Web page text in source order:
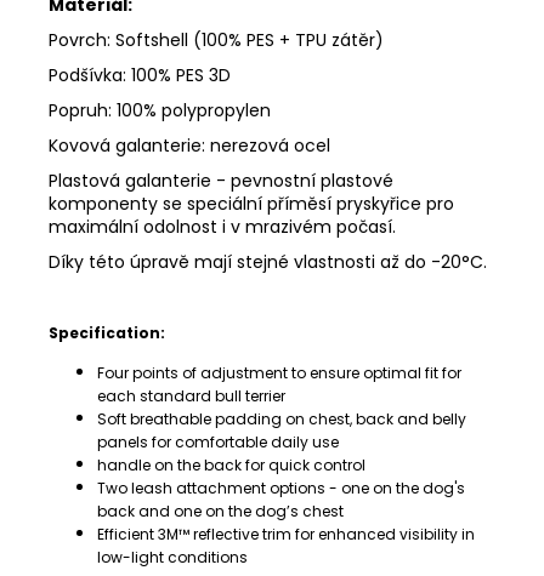
Materiál:
Povrch: Softshell (100% PES + TPU zátěr)
Podšívka: 100% PES 3D
Popruh: 100% polypropylen
Kovová galanterie: nerezová ocel
Plastová galanterie - pevnostní plastové
komponenty se speciální příměsí pryskyřice pro
maximální odolnost i v mrazivém počasí.
Díky této úpravě mají stejné vlastnosti až do -20°C.
Specification:
Four points of adjustment to ensure optimal fit for
each standard bull terrier
Soft breathable padding on chest, back and belly
panels for comfortable daily use
handle on the back for quick control
Two leash attachment options - one on the dog's
back and one on the dog’s chest
Efficient 3M™ reflective trim for enhanced visibility in
low-light conditions